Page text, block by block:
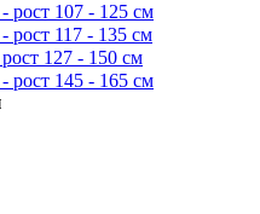
- рост 107 - 125 см
- рост 117 - 135 см
127 - 150 см
- рост 145 - 165 см